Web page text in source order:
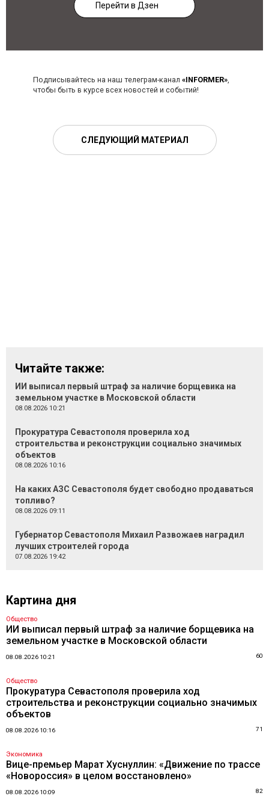
Перейти в Дзен
Подписывайтесь на наш телеграм-канал «INFORMER»,
чтобы быть в курсе всех новостей и событий!
СЛЕДУЮЩИЙ МАТЕРИАЛ
Читайте также:
ИИ выписал первый штраф за наличие борщевика на
земельном участке в Московской области
08.08.2026 10:21
Прокуратура Севастополя проверила ход
строительства и реконструкции социально значимых
объектов
08.08.2026 10:16
На каких АЗС Севастополя будет свободно продаваться
топливо?
08.08.2026 09:11
Губернатор Севастополя Михаил Развожаев наградил
лучших строителей города
07.08.2026 19:42
Картина дня
Общество
ИИ выписал первый штраф за наличие борщевика на
земельном участке в Московской области
08.08.2026 10:21 60
Общество
Прокуратура Севастополя проверила ход
строительства и реконструкции социально значимых
объектов
08.08.2026 10:16 71
Экономика
Вице-премьер Марат Хуснуллин: «Движение по трассе
«Новороссия» в целом восстановлено»
08.08.2026 10:09 82